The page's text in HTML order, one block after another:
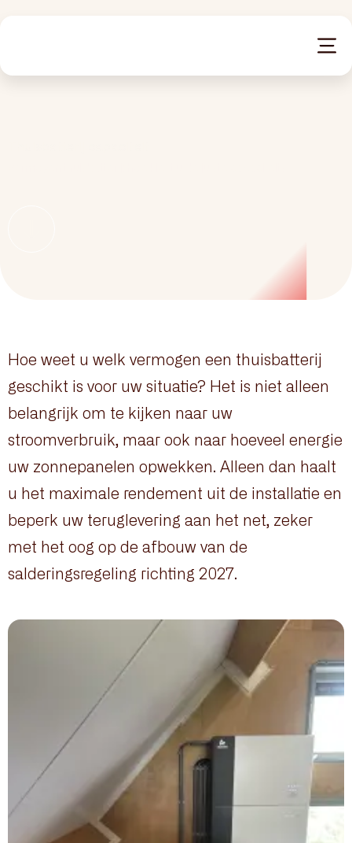
Werken bij
Hoe weet u welk vermogen een thuisbatterij
geschikt is voor uw situatie? Het is niet alleen
belangrijk om te kijken naar uw
stroomverbruik, maar ook naar hoeveel energie
uw zonnepanelen opwekken. Alleen dan haalt
u het maximale rendement uit de installatie en
beperk uw teruglevering aan het net, zeker
met het oog op de afbouw van de
salderingsregeling richting 2027.